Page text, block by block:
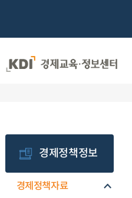
경제정책정보
경제정책자료